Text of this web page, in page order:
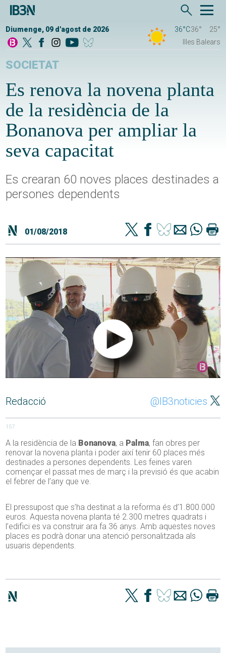
Diumenge, 09 d'agost de 2026 36°C36°
25°
Illes Balears
SOCIETAT
Es renova la novena planta
de la residència de la
Bonanova per ampliar la
seva capacitat
Es crearan 60 noves places destinades a
persones dependents
01/08/2018
Redacció @IB3noticies
157
A la residència de la Bonanova, a Palma, fan obres per
renovar la novena planta i poder així tenir 60 places més
destinades a persones dependents. Les feines varen
començar el passat mes de març i la previsió és que acabin
el febrer de l’any que ve.
El pressupost que s’ha destinat a la reforma és d’1.800.000
euros. Aquesta novena planta té 2.300 metres quadrats i
l’edifici es va construir ara fa 36 anys. Amb aquestes noves
places es podrà donar una atenció personalitzada als
usuaris dependents.